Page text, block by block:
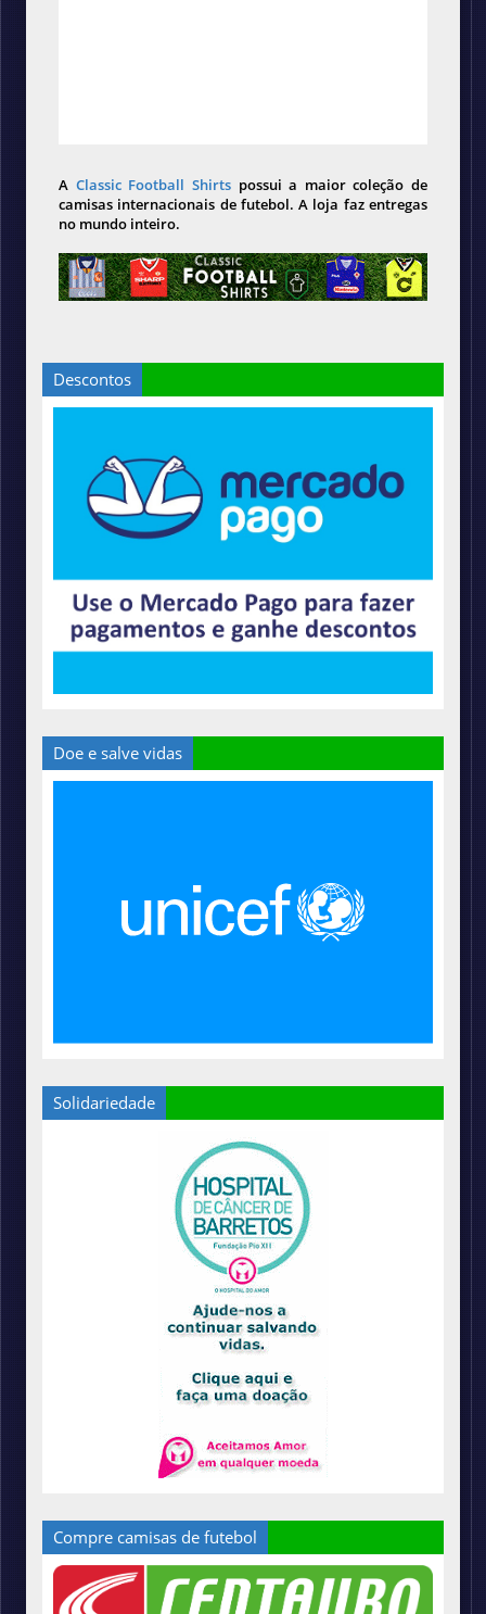
A Classic Football Shirts possui a maior coleção de
camisas internacionais de futebol. A loja faz entregas
no mundo inteiro.
Descontos
Doe e salve vidas
Solidariedade
Compre camisas de futebol